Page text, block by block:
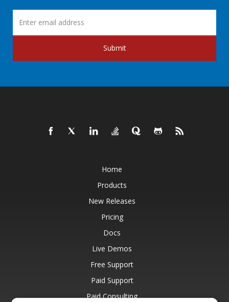
Submit
Home
Products
New Releases
Pricing
Docs
Live Demos
Free Support
Paid Support
Paid Consulting